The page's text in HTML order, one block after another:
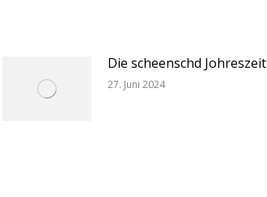
Die scheenschd Johreszeit
27. Juni 2024